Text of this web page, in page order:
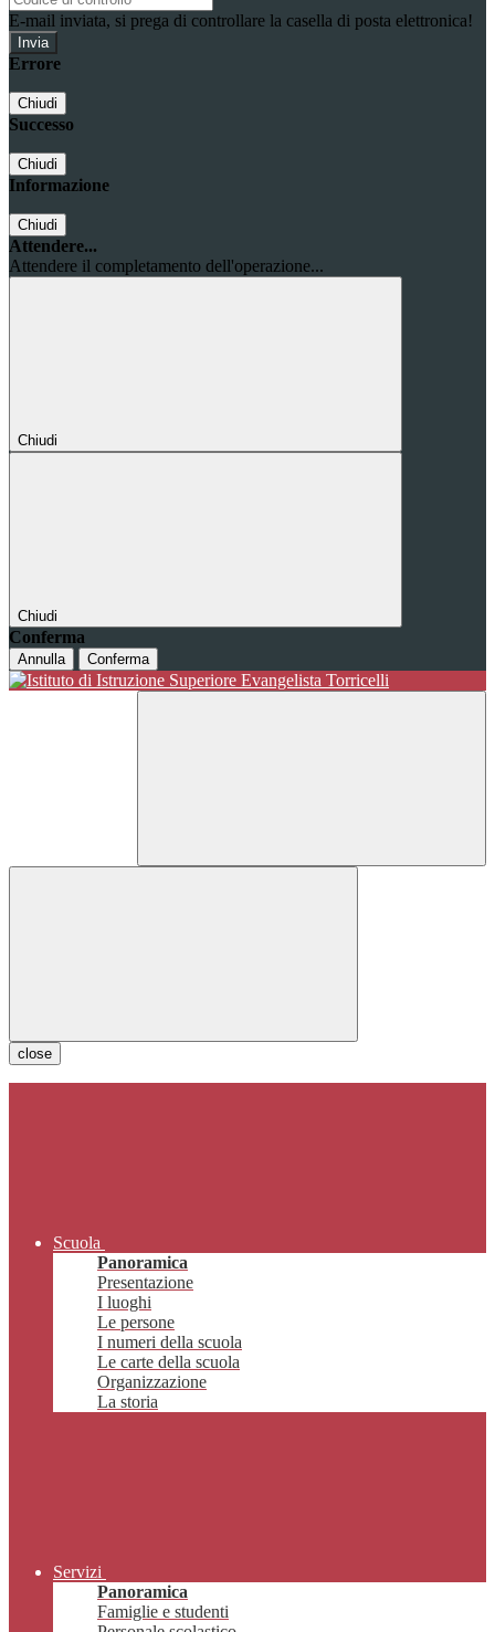
E-mail inviata, si prega di controllare la casella di posta elettronica!
Errore
Chiudi
Successo
Chiudi
Informazione
Chiudi
Attendere...
Attendere il completamento dell'operazione...
Chiudi
Chiudi
Conferma
Annulla Conferma
close
Scuola
Panoramica
Presentazione
I luoghi
Le persone
I numeri della scuola
Le carte della scuola
Organizzazione
La storia
Servizi
Panoramica
Famiglie e studenti